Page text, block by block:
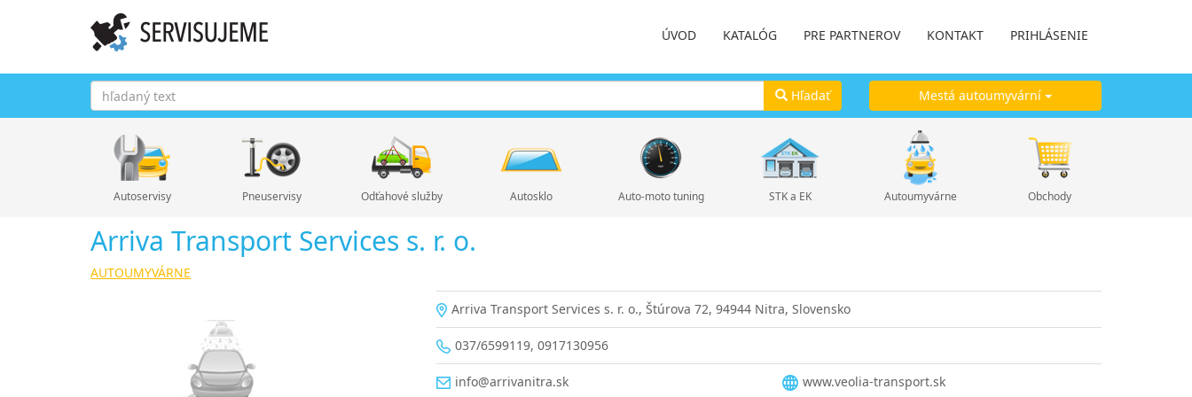
ÚVOD KATALÓG PRE PARTNEROV KONTAKT PRIHLÁSENIE
Hľadať Mestá autoumyvární
Autoservisy Pneuservisy Odťahové služby Autosklo Auto-moto tuning STK a EK Autoumyvárne Obchody
Arriva Transport Services s. r. o.
AUTOUMYVÁRNE
Arriva Transport Services s. r. o., Štúrova 72, 94944 Nitra, Slovensko
037/6599119, 0917130956
info@arrivanitra.sk www.veolia-transport.sk